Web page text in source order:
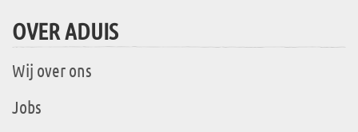
OVER ADUIS
Wij over ons
Jobs